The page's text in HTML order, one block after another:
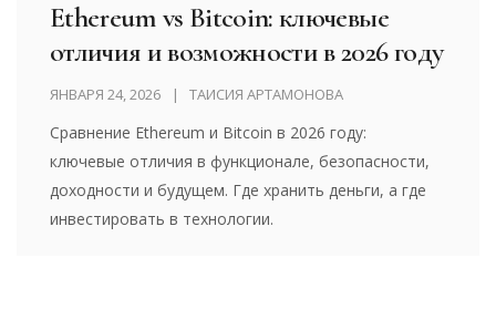
Ethereum vs Bitcoin: ключевые
отличия и возможности в 2026 году
ЯНВАРЯ 24, 2026 ТАИСИЯ АРТАМОНОВА
Сравнение Ethereum и Bitcoin в 2026 году:
ключевые отличия в функционале, безопасности,
доходности и будущем. Где хранить деньги, а где
инвестировать в технологии.